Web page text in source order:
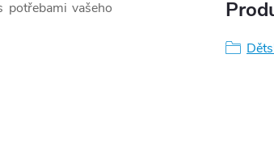
potřebami vašeho